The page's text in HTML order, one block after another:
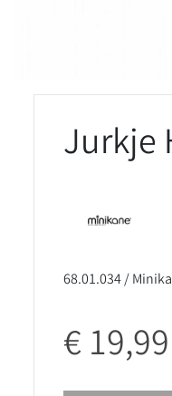
Jurkje
68.01.034 /
€ 19,99